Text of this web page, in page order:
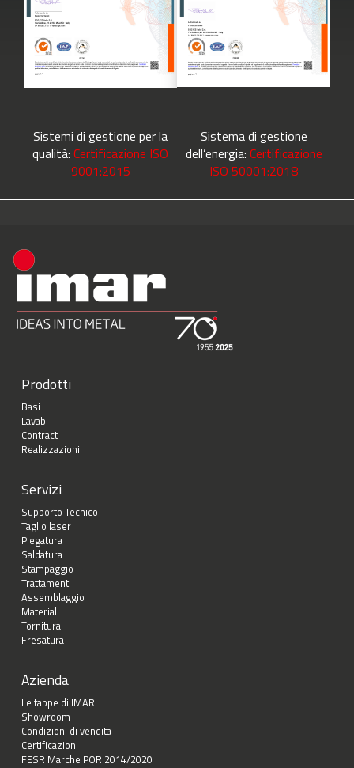
Sistemi di gestione per la
qualità: Certificazione ISO
9001:2015
Sistema di gestione
dell’energia: Certificazione
ISO 50001:2018
Prodotti
Basi
Lavabi
Contract
Realizzazioni
Servizi
Supporto Tecnico
Taglio laser
Piegatura
Saldatura
Stampaggio
Trattamenti
Assemblaggio
Materiali
Tornitura
Fresatura
Azienda
Le tappe di IMAR
Showroom
Condizioni di vendita
Certificazioni
FESR Marche POR 2014/2020